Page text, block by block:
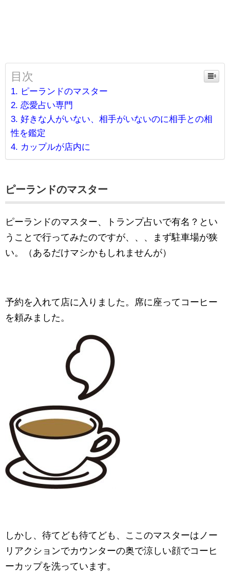
目次
ピーランドのマスター
恋愛占い専門
好きな人がいない、相手がいないのに相手との相
性を鑑定
カップルが店内に
ピーランドのマスター
ピーランドのマスター、トランプ占いで有名？とい
うことで行ってみたのですが、、、まず駐車場が狭
い。（あるだけマシかもしれませんが）
予約を入れて店に入りました。席に座ってコーヒー
を頼みました。
しかし、待てども待てども、ここのマスターはノー
リアクションでカウンターの奥で涼しい顔でコーヒ
ーカップを洗っています。